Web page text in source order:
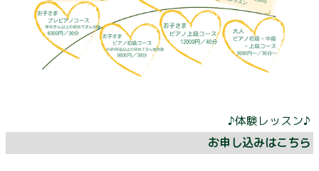
♪体験レッスン♪
お申し込みはこちら